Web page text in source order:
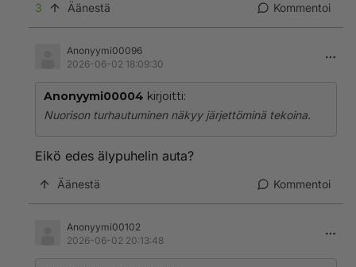
3 Äänestä Kommentoi
Anonyymi00096
2026-06-02 18:09:30
Anonyymi00004 kirjoitti:
Nuorison turhautuminen näkyy järjettöminä tekoina.
Eikö edes älypuhelin auta?
Äänestä Kommentoi
Anonyymi00102
2026-06-02 20:13:48